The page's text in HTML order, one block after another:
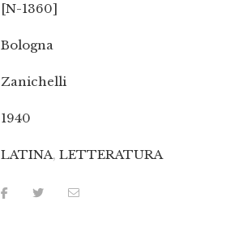
[N-1360]
Bologna
Zanichelli
1940
LATINA, LETTERATURA